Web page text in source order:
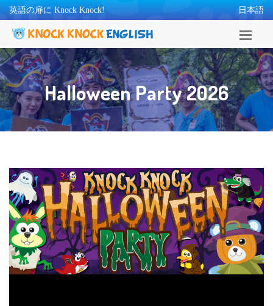
英語の扉に Knock Knock! 日本語
Halloween Party 2026